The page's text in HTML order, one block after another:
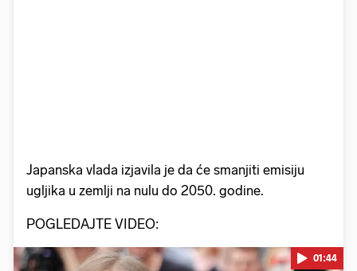
Japanska vlada izjavila je da će smanjiti emisiju
ugljika u zemlji na nulu do 2050. godine.
POGLEDAJTE VIDEO:
01:44